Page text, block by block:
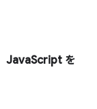
JavaScript を